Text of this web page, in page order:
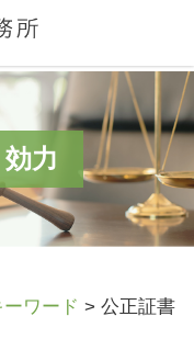
力
ワード > 公正証書